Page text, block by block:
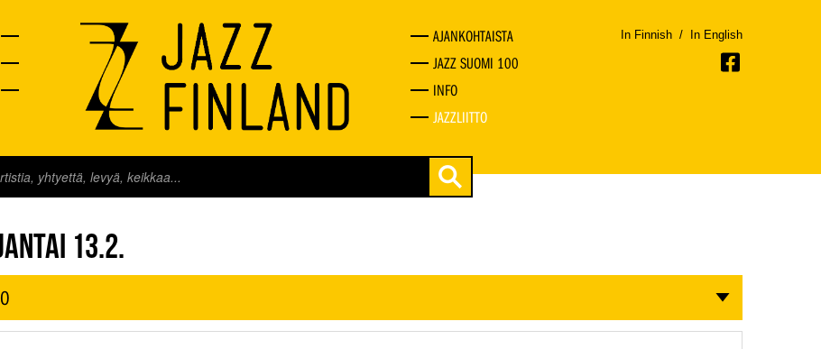
AJANKOHTAISTA
JAZZ SUOMI 100
INFO
JAZZLIITTO
In Finnish / In English
LIVE
13.2.